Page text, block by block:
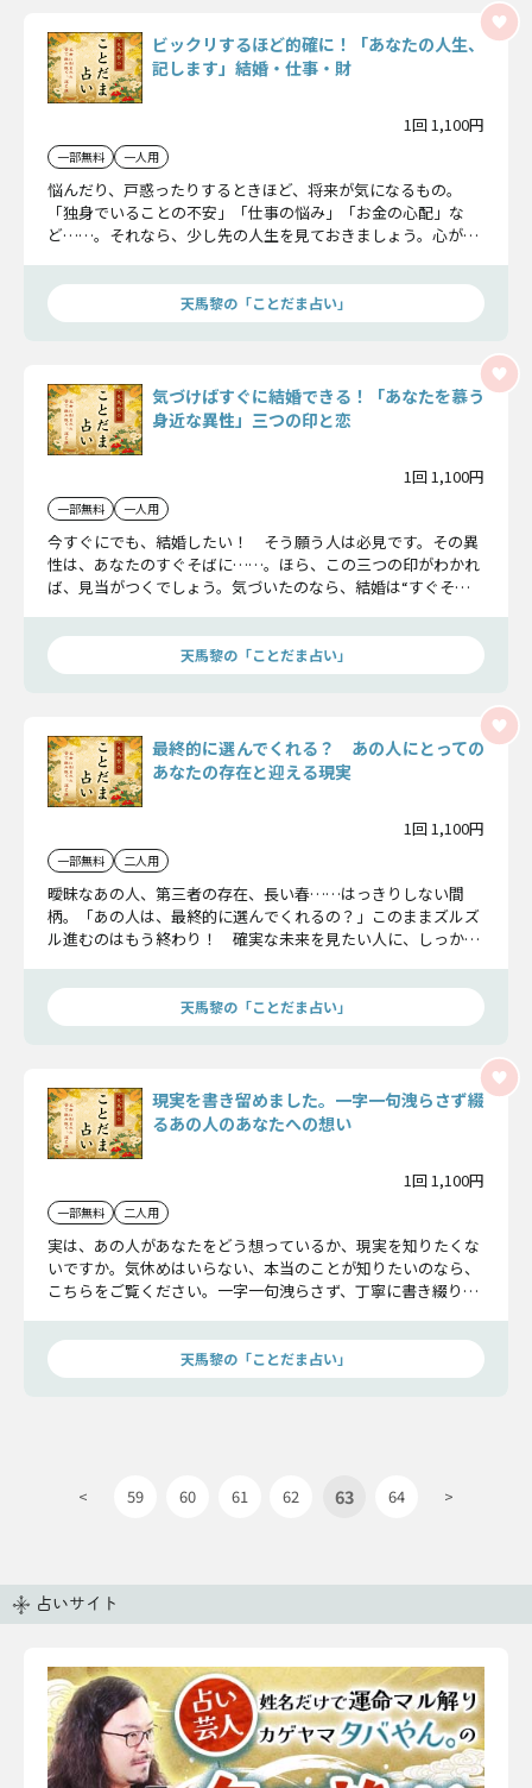
ビックリするほど的確に！「あなたの人生、
記します」結婚・仕事・財
1回 1,100円
一部無料 一人用
悩んだり、戸惑ったりするときほど、将来が気になるもの。
「独身でいることの不安」「仕事の悩み」「お金の心配」な
ど……。それなら、少し先の人生を見ておきましょう。心が楽
天馬黎の「ことだま占い」
気づけばすぐに結婚できる！「あなたを慕う
身近な異性」三つの印と恋
1回 1,100円
一部無料 一人用
今すぐにでも、結婚したい！ そう願う人は必見です。その異
性は、あなたのすぐそばに……。ほら、この三つの印がわかれ
ば、見当がつくでしょう。気づいたのなら、結婚は“すぐそ
天馬黎の「ことだま占い」
最終的に選んでくれる？ あの人にとっての
あなたの存在と迎える現実
1回 1,100円
一部無料 二人用
曖昧なあの人、第三者の存在、長い春……はっきりしない間
柄。「あの人は、最終的に選んでくれるの？」このままズルズ
ル進むのはもう終わり！ 確実な未来を見たい人に、しっかり
天馬黎の「ことだま占い」
現実を書き留めました。一字一句洩らさず綴
るあの人のあなたへの想い
1回 1,100円
一部無料 二人用
実は、あの人があなたをどう想っているか、現実を知りたくな
いですか。気休めはいらない、本当のことが知りたいのなら、
こちらをご覧ください。一字一句洩らさず、丁寧に書き綴りま
天馬黎の「ことだま占い」
< 59 60 61 62 63 64 >
占いサイト